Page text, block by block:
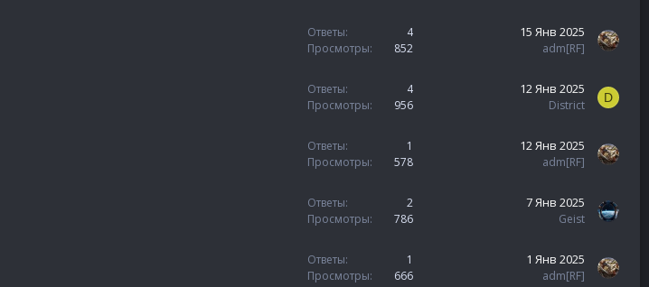
Ответы
4
Просмотры
852
15 Янв 2025
adm[RF]
Ответы
4
Просмотры
956
12 Янв 2025
District
D
Ответы
1
Просмотры
578
12 Янв 2025
adm[RF]
Ответы
2
Просмотры
786
7 Янв 2025
Geist
Ответы
1
Просмотры
666
1 Янв 2025
adm[RF]